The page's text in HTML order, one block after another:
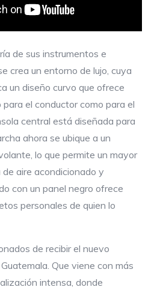
de sus instrumentos e
crea un entorno de lujo, cuya
un diseño curvo que ofrece
el conductor como para el
central está diseñada para
ahora se ubique a un
lo que permite un mayor
aire acondicionado y
con un panel negro ofrece
personales de quien lo
de recibir el nuevo
Que viene con más
intensa, donde